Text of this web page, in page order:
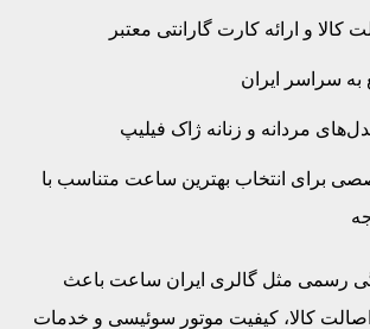
و ارائه کارت گارانتی معتبر
به سراسر ایران
مردانه و زنانه ژاک فیلیپ
برای انتخاب بهترین ساعت متناسب با
رسمی مثل گالری ایران ساعت باعث
کالا، کیفیت موتور سوئیسی و خدمات